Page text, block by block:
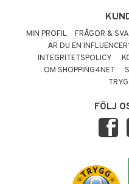
MIN PROFIL FRÅGOR &
ÄR DU EN
INTEGRITETSPOLICY
OM SHOPPING4NET
FÖLJ